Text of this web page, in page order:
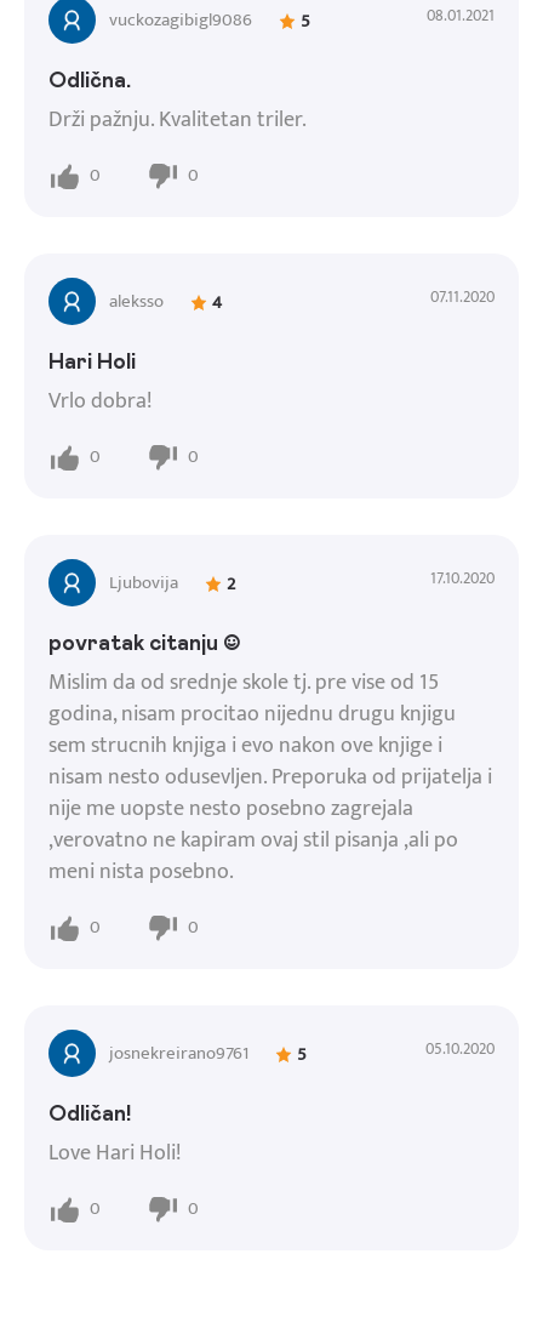
vuckozagibigl9086 5 08.01.2021
Odlična.
Drži pažnju. Kvalitetan triler.
0 0
aleksso 4 07.11.2020
Hari Holi
Vrlo dobra!
0 0
Ljubovija 2 17.10.2020
povratak citanju :)
Mislim da od srednje skole tj. pre vise od 15
godina, nisam procitao nijednu drugu knjigu
sem strucnih knjiga i evo nakon ove knjige i
nisam nesto odusevljen. Preporuka od prijatelja i
nije me uopste nesto posebno zagrejala
,verovatno ne kapiram ovaj stil pisanja ,ali po
meni nista posebno.
0 0
josnekreirano9761 5 05.10.2020
Odličan!
Love Hari Holi!
0 0